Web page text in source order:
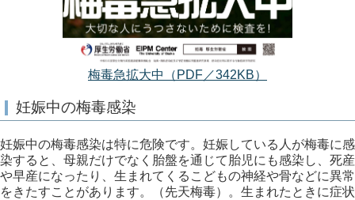
梅毒急拡大中（PDF／342KB）
妊娠中の梅毒感染
妊娠中の梅毒感染は特に危険です。妊娠している人が梅毒に感
染すると、母親だけでなく胎盤を通じて胎児にも感染し、死産
や早産になったり、生まれてくるこどもの神経や骨などに異常
をきたすことがあります。（先天梅毒）。生まれたときに症状